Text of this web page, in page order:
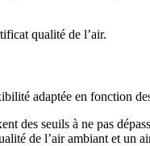
qualité de l’air.
adaptée en fonction
des seuils à ne pas
de l’air ambiant et un